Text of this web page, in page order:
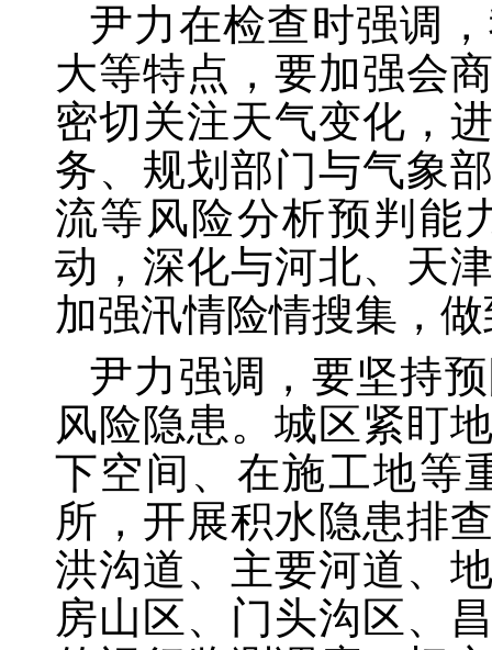
尹力在检查时强调
大等特点，要加强会
密切关注天气变化，
务、规划部门与气象
流等风险分析预判能
动，深化与河北、天
加强汛情险情搜集，
尹力强调，要坚持
风险隐患。城区紧盯
下空间、在施工地等
所，开展积水隐患排
洪沟道、主要河道、
房山区、门头沟区、